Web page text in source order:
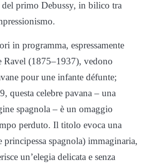
del primo Debussy, in bilico tra
in programma, espressamente
Ravel (1875–1937), vedono
pour une infante défunte;
questa celebre pavana – una
spagnola – è un omaggio
perduto. Il titolo evoca una
principessa spagnola) immaginaria,
un’elegia delicata e senza